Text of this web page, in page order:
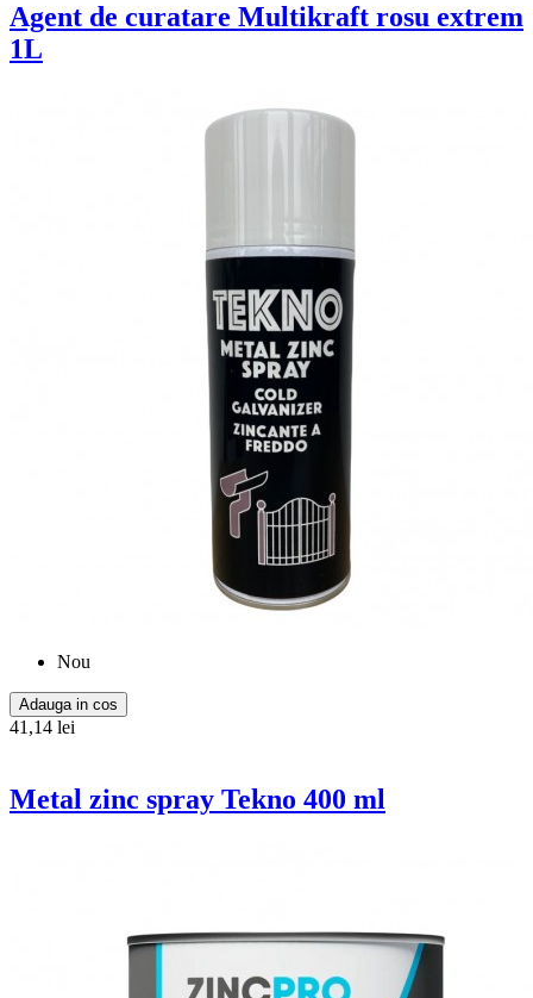
Agent de curatare Multikraft rosu extrem
1L
Nou
Adauga in cos
41,14 lei
Metal zinc spray Tekno 400 ml